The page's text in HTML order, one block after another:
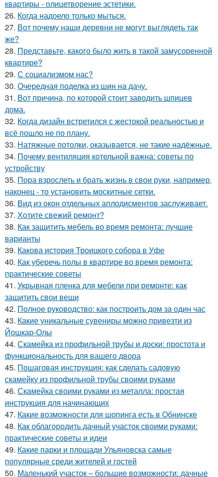
квартиры - олицетворение эстетики.
26. Когда надоело только мыться.
27. Вот почему наши деревни не могут выглядеть так
же?
28. Представьте, какого было жить в такой замусоренной
квартире?
29. С социализмом нас?
30. Очередная поделка из шин на дачу.
31. Вот причина, по которой стоит заводить шпицев
дома.
32. Когда дизайн встретился с жестокой реальностью и
всё пошло не по плану.
33. Натяжные потолки, оказывается, не такие надёжные.
34. Почему вентиляция котельной важна: советы по
устройству
35. Пора взрослеть и брать жизнь в свои руки, например,
наконец - то установить москитные сетки.
36. Вид из окон отдельных аплодисментов заслуживает.
37. Хотите свежий ремонт?
38. Как защитить мебель во время ремонта: лучшие
варианты
39. Какова история Троицкого собора в Уфе
40. Как уберечь полы в квартире во время ремонта:
практические советы
41. Укрывная пленка для мебели при ремонте: как
защитить свои вещи
42. Полное руководство: как построить дом за один час
43. Какие уникальные сувениры можно привезти из
Йошкар-Олы
44. Скамейка из профильной трубы и доски: простота и
функциональность для вашего двора
45. Пошаговая инструкция: как сделать садовую
скамейку из профильной трубы своими руками
46. Скамейка своими руками из металла: простая
инструкция для начинающих
47. Какие возможности для шопинга есть в Обнинске
48. Как облагородить дачный участок своими руками:
практические советы и идеи
49. Какие парки и площади Ульяновска самые
популярные среди жителей и гостей
50. Маленький участок – большие возможности: дачные